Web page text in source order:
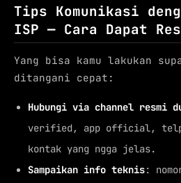
Tips Komunikasi
ISP — Cara Dapat
Yang bisa kamu lakukan
ditangani cepat:
Hubungi via channel resmi
verified, app official, telp
kontak yang ngga jelas.
Sampaikan info teknis: